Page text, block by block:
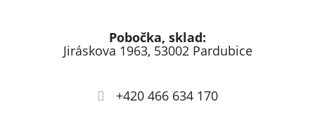
Pobočka, sklad:
Jiráskova 1963, 53002 Pardubice
+420 466 634 170